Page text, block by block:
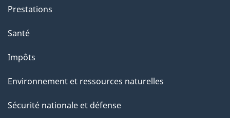
Prestations
Santé
Impôts
Environnement et ressources naturelles
Sécurité nationale et défense